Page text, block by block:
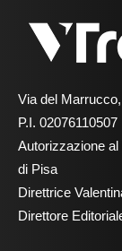
Via del
P.I. 02076110507
Autorizzazione
di Pisa
Direttrice
Direttore